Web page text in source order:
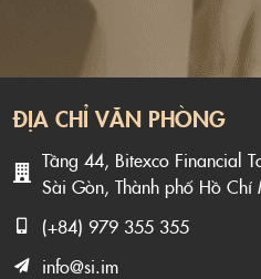
ĐỊA CHỈ VĂN PHÒNG
Tầng 44, Bitexco Financial
Sài Gòn, Thành phố Hồ Chí
(+84) 979 355 355
info@si.im